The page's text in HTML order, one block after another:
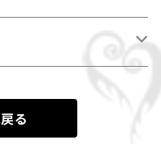
身/2-3頭身)
る